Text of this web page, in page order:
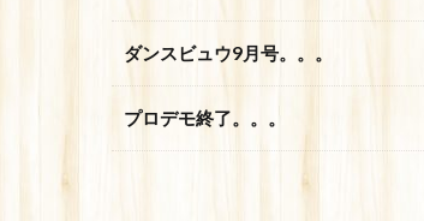
ダンスビュウ9月号。。。
プロデモ終了。。。